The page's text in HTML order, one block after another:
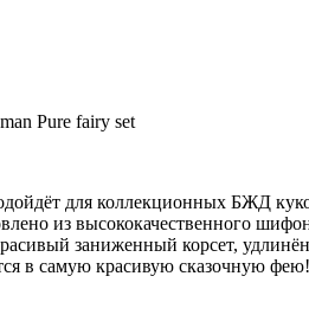
Pure fairy set
для коллекционных БЖД
из высококачественного
заниженный корсет,
в самую красивую сказочную фею!